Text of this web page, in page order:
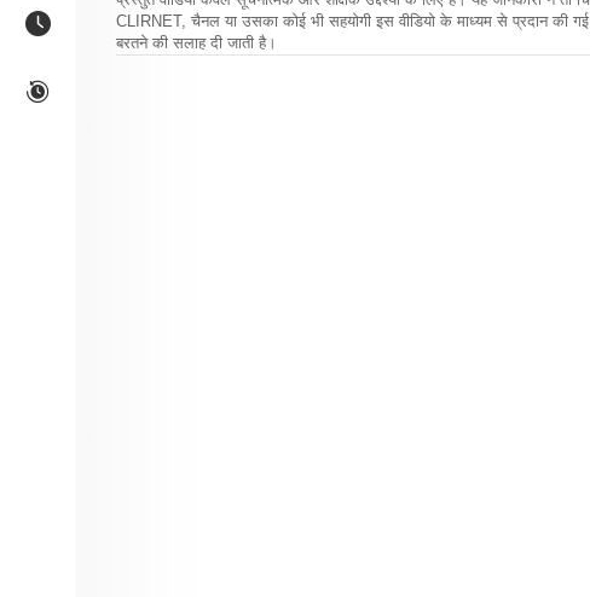
CLIRNET, चैनल या उसका कोई भी सहयोगी इस वीडियो के माध्यम से प्रदान की गई
बरतने की सलाह दी जाती है।